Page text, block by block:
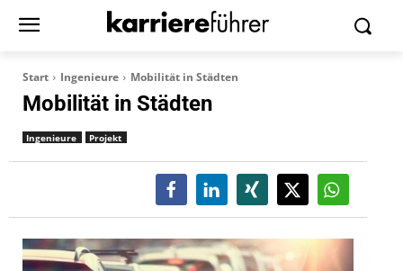
Start Ingenieure Mobilität in Städten
Mobilität in Städten
Ingenieure Projekt